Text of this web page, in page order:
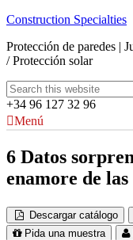
Construction Specialties
Protección de paredes |
/ Protección solar
+34 96 127 32 96
Menú
6 Datos
enamore de
Descargar catálogo
Pida una muestra